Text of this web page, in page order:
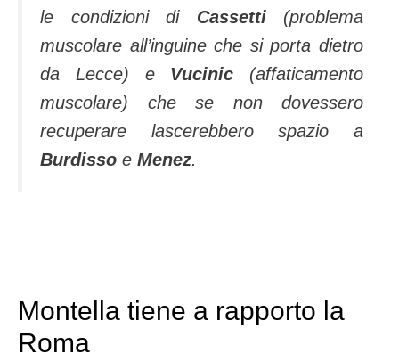
le condizioni di Cassetti (problema
muscolare all’inguine che si porta dietro
da Lecce) e Vucinic (affaticamento
muscolare) che se non dovessero
recuperare lascerebbero spazio a
Burdisso e Menez.
Montella tiene a rapporto la
Roma